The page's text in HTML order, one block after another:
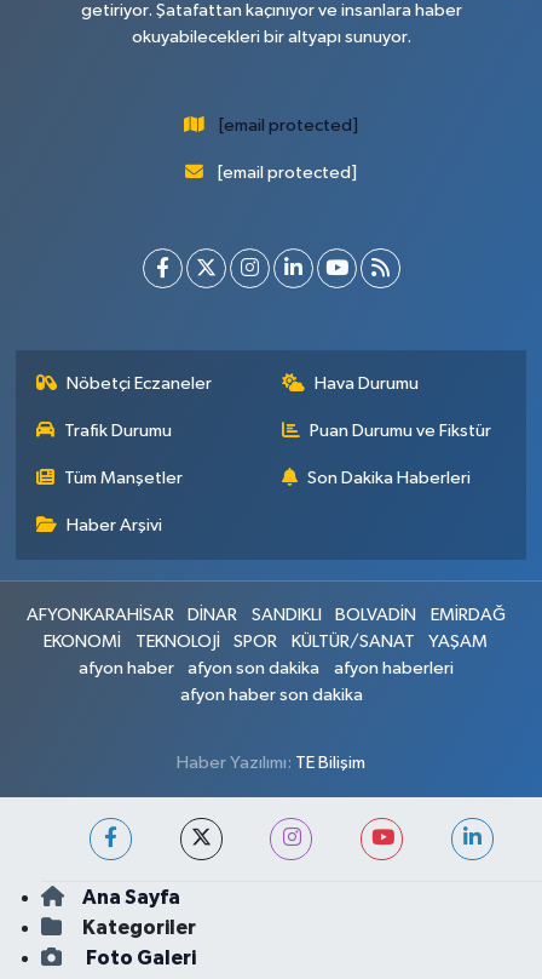
getiriyor. Şatafattan kaçınıyor ve insanlara haber
okuyabilecekleri bir altyapı sunuyor.
[email protected]
[email protected]
Nöbetçi Eczaneler Hava Durumu
Trafik Durumu Puan Durumu ve Fikstür
Tüm Manşetler Son Dakika Haberleri
Haber Arşivi
AFYONKARAHİSAR DİNAR SANDIKLI BOLVADİN
EMİRDAĞ
EKONOMİ
TEKNOLOJİ SPOR KÜLTÜR/SANAT
YAŞAM
afyon haber
afyon son dakika
afyon haberleri
afyon haber son dakika
Haber Yazılımı: TE Bilişim
Ana Sayfa
Kategoriler
Foto Galeri